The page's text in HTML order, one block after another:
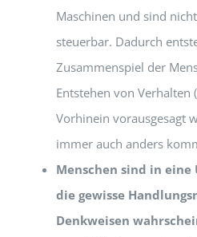
Maschinen und sind
steuerbar. Dadurch
Zusammenspiel der
Entstehen von Verhalten
Vorhinein vorausgesagt
immer auch anders
Menschen sind in
die gewisse
Denkweisen